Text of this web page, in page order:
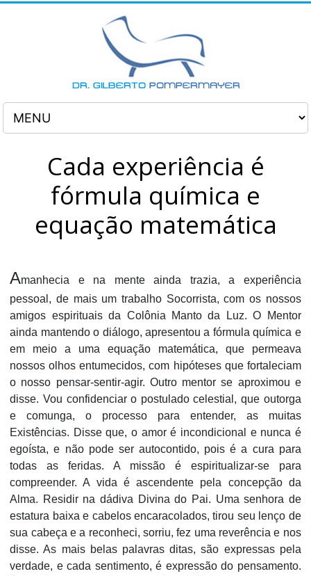
Cada experiência é
fórmula química e
equação matemática
Amanhecia e na mente ainda trazia, a experiência
pessoal, de mais um trabalho Socorrista, com os nossos
amigos espirituais da Colônia Manto da Luz. O Mentor
ainda mantendo o diálogo, apresentou a fórmula química e
em meio a uma equação matemática, que permeava
nossos olhos entumecidos, com hipóteses que fortaleciam
o nosso pensar-sentir-agir. Outro mentor se aproximou e
disse. Vou confidenciar o postulado celestial, que outorga
e comunga, o processo para entender, as muitas
Existências. Disse que, o amor é incondicional e nunca é
egoísta, e não pode ser autocontido, pois é a cura para
todas as feridas. A missão é espiritualizar-se para
compreender. A vida é ascendente pela concepção da
Alma. Residir na dádiva Divina do Pai. Uma senhora de
estatura baixa e cabelos encaracolados, tirou seu lenço de
sua cabeça e a reconheci, sorriu, fez uma reverência e nos
disse. As mais belas palavras ditas, são expressas pela
verdade, e cada sentimento, é expressão do pensamento.